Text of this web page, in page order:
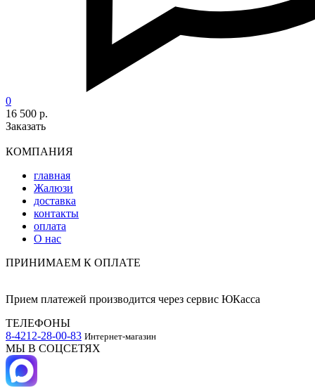
0
16 500 р.
Заказать
КОМПАНИЯ
главная
Жалюзи
доставка
контакты
оплата
О нас
ПРИНИМАЕМ К ОПЛАТЕ
Прием платежей производится через сервис ЮКасса
ТЕЛЕФОНЫ
8-4212-28-00-83 Интернет-магазин
МЫ В СОЦСЕТЯХ